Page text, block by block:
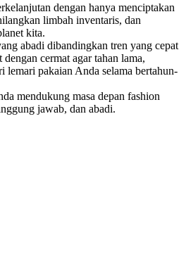
dengan hanya menciptakan
limbah inventaris, dan
kita.
abadi dibandingkan tren yang cepat
cermat agar tahan lama,
lemari pakaian Anda selama bertahun-
mendukung masa depan fashion
jawab, dan abadi.